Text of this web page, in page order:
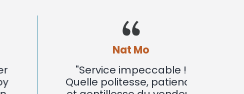
"Service impeccable !
Quelle politesse, patience